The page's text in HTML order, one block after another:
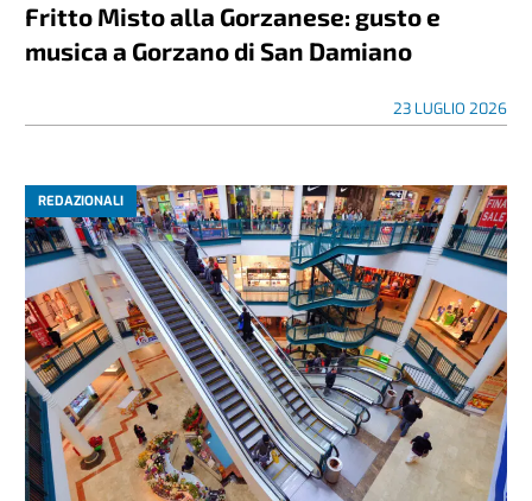
Fritto Misto alla Gorzanese: gusto e
musica a Gorzano di San Damiano
23 LUGLIO 2026
REDAZIONALI